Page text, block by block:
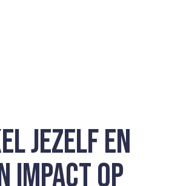
JEZELF EN
IMPACT OP